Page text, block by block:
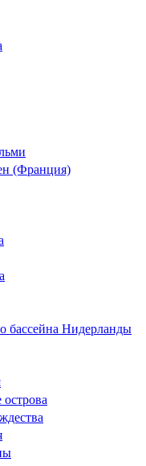
(Франция)
бассейна Нидерланды